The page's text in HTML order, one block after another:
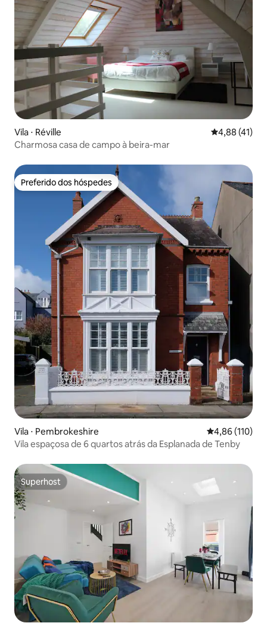
Vila ⋅ Réville 4,88 de uma
4,88 (41)
Charmosa casa de campo à beira-mar
Preferido dos hóspedes
Preferido dos hóspedes
Vila ⋅ Pembrokeshire 4,86 de uma
4,86 (110)
Vila espaçosa de 6 quartos atrás da Esplanada de Tenby
Superhost
Superhost